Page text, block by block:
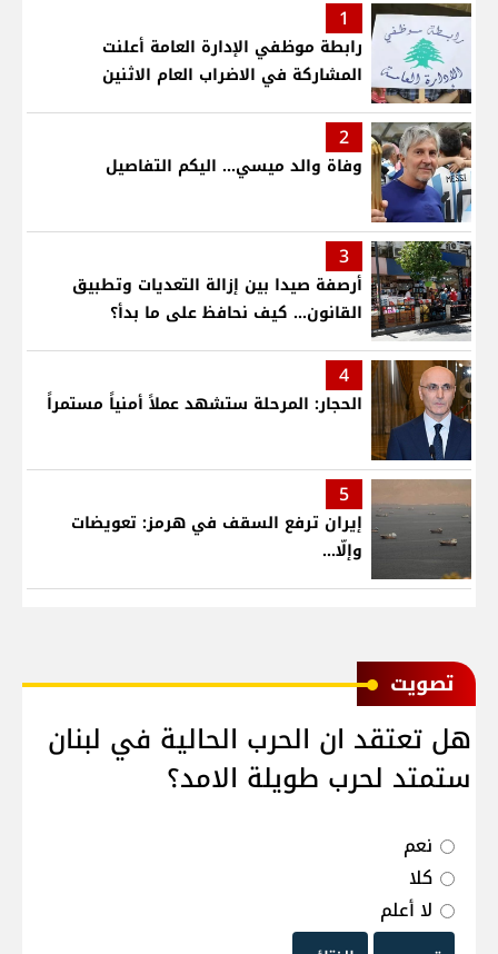
1
رابطة موظفي الإدارة العامة أعلنت
المشاركة في الاضراب العام الاثنين
2
وفاة والد ميسي... اليكم التفاصيل
3
أرصفة صيدا بين إزالة التعديات وتطبيق
القانون... كيف نحافظ على ما بدأ؟
4
الحجار: المرحلة ستشهد عملاً أمنياً مستمراً
5
إيران ترفع السقف في هرمز: تعويضات
وإلّا...
ﺗﺼﻮﻳﺖ
هل تعتقد ان الحرب الحالية في لبنان
ستمتد لحرب طويلة الامد؟
نعم
كلا
لا أعلم